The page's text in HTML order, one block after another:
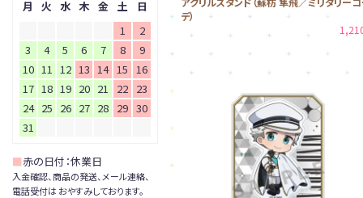
デ）
月 火 水 木 金 土
日
1
2
3
4 5 6 7 8
9
10 11 12 13 14 15
16
17 18 19 20 21 22 23
24 25 26 27 28 29 30
31
■赤の日付：休業日
入金確認、商品の発送、メール連絡、
電話受付は おやすみしております。